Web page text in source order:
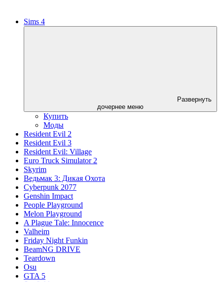
Sims 4
Развернуть
дочернее меню
Купить
Моды
Resident Evil 2
Resident Evil 3
Resident Evil: Village
Euro Truck Simulator 2
Skyrim
Ведьмак 3: Дикая Охота
Cyberpunk 2077
Genshin Impact
People Playground
Melon Playground
A Plague Tale: Innocence
Valheim
Friday Night Funkin
BeamNG DRIVE
Teardown
Osu
GTA 5